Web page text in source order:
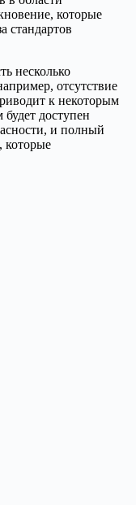
которые
стандартов
несколько
отсутствие
к некоторым
доступен
и полный
которые